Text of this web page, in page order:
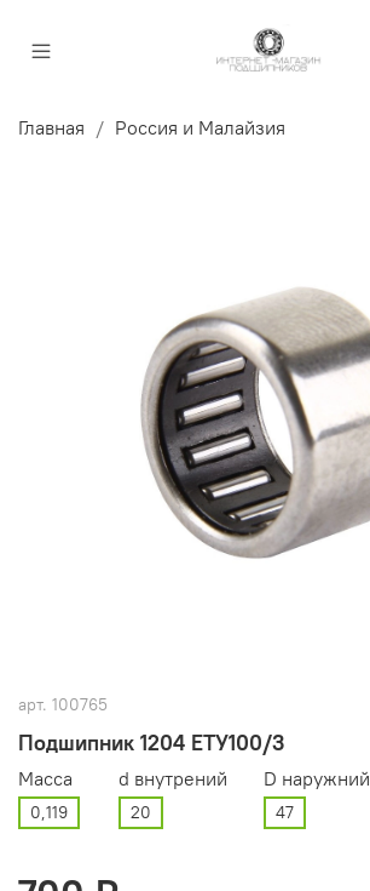
Главная Россия и Малайзия
арт. 100765
Подшипник 1204 ЕТУ100/3
Масса
0,119
d внутрений
20
D наружний
47